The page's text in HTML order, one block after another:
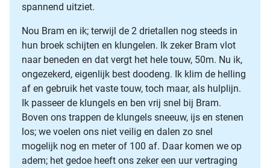
spannend uitziet.
Nou Bram en ik; terwijl de 2 drietallen nog steeds in
hun broek schijten en klungelen. Ik zeker Bram vlot
naar beneden en dat vergt het hele touw, 50m. Nu ik,
ongezekerd, eigenlijk best doodeng. Ik klim de helling
af en gebruik het vaste touw, toch maar, als hulplijn.
Ik passeer de klungels en ben vrij snel bij Bram.
Boven ons trappen de klungels sneeuw, ijs en stenen
los; we voelen ons niet veilig en dalen zo snel
mogelijk nog en meter of 100 af. Daar komen we op
adem; het gedoe heeft ons zeker een uur vertraging